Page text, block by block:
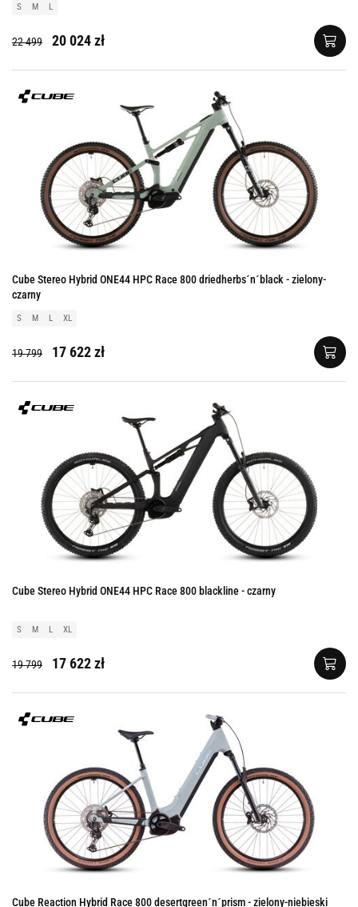
S M L
22 499 20 024 zł
Cube Stereo Hybrid ONE44 HPC Race 800 driedherbs´n´black - zielony-
czarny
S M L XL
19 799 17 622 zł
Cube Stereo Hybrid ONE44 HPC Race 800 blackline - czarny
S M L XL
19 799 17 622 zł
Cube Reaction Hybrid Race 800 desertgreen´n´prism - zielony-niebieski